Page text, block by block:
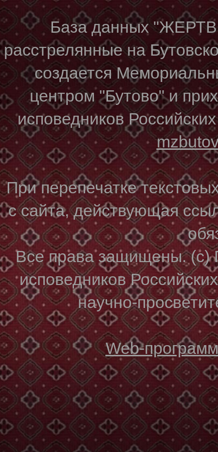
База данных
расстрелянные на
создается
центром "Бутово" и
исповедников
При перепечатке
с сайта, действующая
Все права защищены. (с)
исповедников
научно-
Web-